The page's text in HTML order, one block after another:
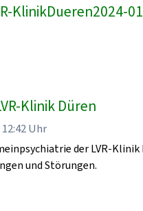
KlinikDueren2024-01
Klinik Düren
Uhr
der LVR-Klinik
und Störungen.